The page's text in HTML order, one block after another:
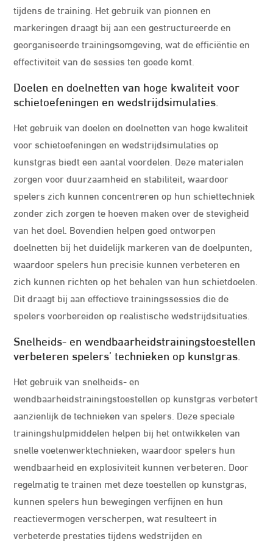
tijdens de training. Het gebruik van pionnen en
markeringen draagt bij aan een gestructureerde en
georganiseerde trainingsomgeving, wat de efficiëntie en
effectiviteit van de sessies ten goede komt.
Doelen en doelnetten van hoge kwaliteit voor
schietoefeningen en wedstrijdsimulaties.
Het gebruik van doelen en doelnetten van hoge kwaliteit
voor schietoefeningen en wedstrijdsimulaties op
kunstgras biedt een aantal voordelen. Deze materialen
zorgen voor duurzaamheid en stabiliteit, waardoor
spelers zich kunnen concentreren op hun schiettechniek
zonder zich zorgen te hoeven maken over de stevigheid
van het doel. Bovendien helpen goed ontworpen
doelnetten bij het duidelijk markeren van de doelpunten,
waardoor spelers hun precisie kunnen verbeteren en
zich kunnen richten op het behalen van hun schietdoelen.
Dit draagt bij aan effectieve trainingssessies die de
spelers voorbereiden op realistische wedstrijdsituaties.
Snelheids- en wendbaarheidstrainingstoestellen
verbeteren spelers’ technieken op kunstgras.
Het gebruik van snelheids- en
wendbaarheidstrainingstoestellen op kunstgras verbetert
aanzienlijk de technieken van spelers. Deze speciale
trainingshulpmiddelen helpen bij het ontwikkelen van
snelle voetenwerktechnieken, waardoor spelers hun
wendbaarheid en explosiviteit kunnen verbeteren. Door
regelmatig te trainen met deze toestellen op kunstgras,
kunnen spelers hun bewegingen verfijnen en hun
reactievermogen verscherpen, wat resulteert in
verbeterde prestaties tijdens wedstrijden en